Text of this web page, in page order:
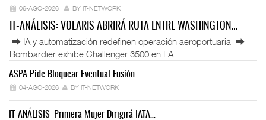
06-AGO-2026 BY IT-NETWORK
IT-ANÁLISIS: VOLARIS ABRIRÁ RUTA ENTRE WASHINGTON…
⮕ IA y automatización redefinen operación aeroportuaria ⮕
Bombardier exhibe Challenger 3500 en LA ...
ASPA Pide Bloquear Eventual Fusión…
04-AGO-2026 BY IT-NETWORK
IT-ANÁLISIS: Primera Mujer Dirigirá IATA…